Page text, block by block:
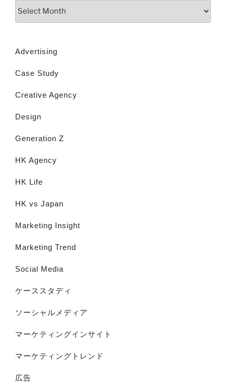
Advertising
Case Study
Creative Agency
Design
Generation Z
HK Agency
HK Life
HK vs Japan
Marketing Insight
Marketing Trend
Social Media
ケーススタディ
ソーシャルメディア
マーケティングインサイト
マーケティングトレンド
広告